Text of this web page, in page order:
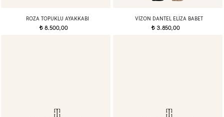
ROZA TOPUKLU AYAKKABI
t 8.500,00
VIZON DANTEL ELIZA BABET
t3.850,00